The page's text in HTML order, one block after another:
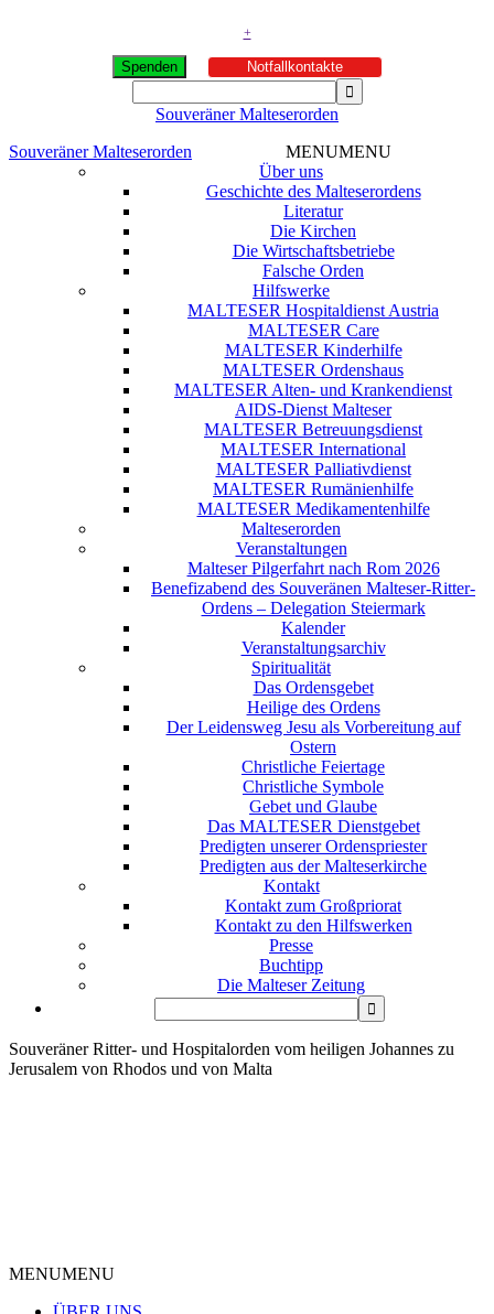
+
Spenden Notfallkontakte
Souveräner Malteserorden
Souveräner Malteserorden
MENUMENU
Über uns
Geschichte des Malteserordens
Literatur
Die Kirchen
Die Wirtschaftsbetriebe
Falsche Orden
Hilfswerke
MALTESER Hospitaldienst Austria
MALTESER Care
MALTESER Kinderhilfe
MALTESER Ordenshaus
MALTESER Alten- und Krankendienst
AIDS-Dienst Malteser
MALTESER Betreuungsdienst
MALTESER International
MALTESER Palliativdienst
MALTESER Rumänienhilfe
MALTESER Medikamentenhilfe
Malteserorden
Veranstaltungen
Malteser Pilgerfahrt nach Rom 2026
Benefizabend des Souveränen Malteser-Ritter-
Ordens – Delegation Steiermark
Kalender
Veranstaltungsarchiv
Spiritualität
Das Ordensgebet
Heilige des Ordens
Der Leidensweg Jesu als Vorbereitung auf
Ostern
Christliche Feiertage
Christliche Symbole
Gebet und Glaube
Das MALTESER Dienstgebet
Predigten unserer Ordenspriester
Predigten aus der Malteserkirche
Kontakt
Kontakt zum Großpriorat
Kontakt zu den Hilfswerken
Presse
Buchtipp
Die Malteser Zeitung
Souveräner Ritter- und Hospitalorden vom heiligen Johannes zu
Jerusalem von Rhodos und von Malta
MENUMENU